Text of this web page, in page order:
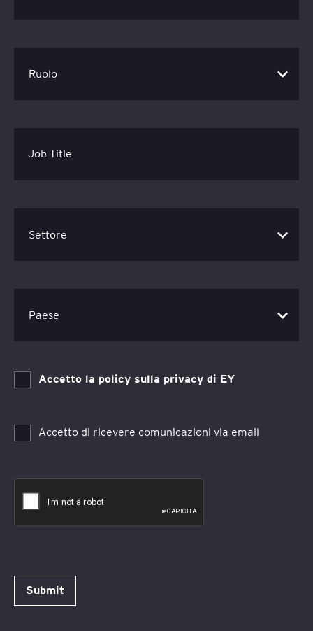
Job Title
Accetto la policy sulla privacy di EY
Accetto di ricevere comunicazioni via email
Submit